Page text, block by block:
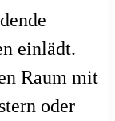
einlädt.
Raum mit
oder